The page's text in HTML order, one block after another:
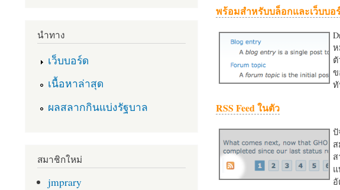
พร้อมสำหรับบล็อกและเว็บบอ
ห
ข
RSS Feed ในตัว
ปั
นำทาง
เว็บบอร์ด
เนื้อหาล่าสุด
ผลสลากกินแบ่งรัฐบาล
สมาชิกใหม่
jmprary